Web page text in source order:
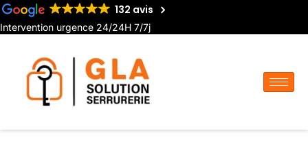
132 avis
Intervention urgence 24/24H 7/7j